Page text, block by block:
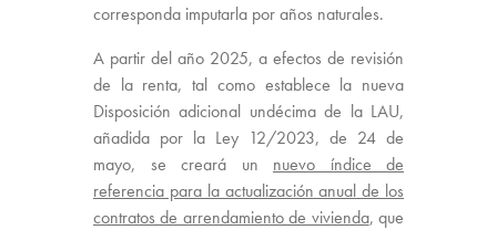
corresponda imputarla por años naturales.
A partir del año 2025, a efectos de revisión
de la renta, tal como establece la nueva
Disposición adicional undécima de la LAU,
añadida por la Ley 12/2023, de 24 de
mayo, se creará un nuevo índice de
referencia para la actualización anual de los
contratos de arrendamiento de vivienda, que